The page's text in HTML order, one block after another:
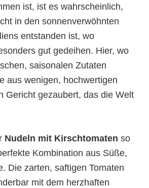
ist, ist es wahrscheinlich,
in den sonnenverwöhnten
entstanden ist, wo
gut gedeihen. Hier, wo
saisonalen Zutaten
aus wenigen, hochwertigen
Gericht gezaubert, das die Welt
Nudeln mit Kirschtomaten so
Kombination aus Süße,
Die zarten, saftigen Tomaten
mit dem herzhaften